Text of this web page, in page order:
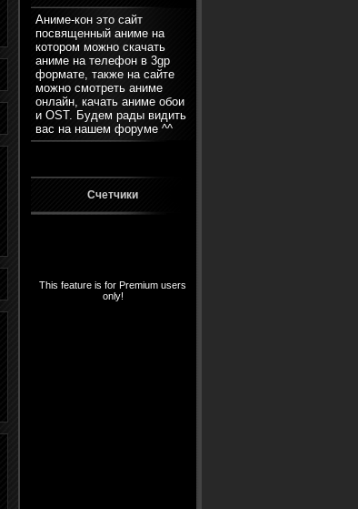
Аниме-кон это сайт
посвященный аниме на
котором можно скачать
аниме на телефон в 3gp
формате, также на сайте
можно смотреть аниме
онлайн, качать аниме обои
и OST. Будем рады видить
вас на нашем форуме ^^
Счетчики
This feature is for Premium users
only!